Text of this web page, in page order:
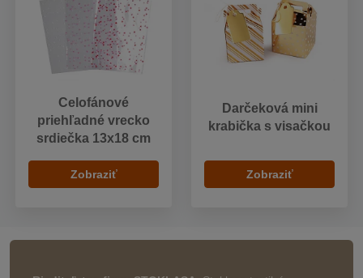
Celofánové
priehľadné vrecko
srdiečka 13x18 cm
Zobraziť
Darčeková mini
krabička s visačkou
Zobraziť